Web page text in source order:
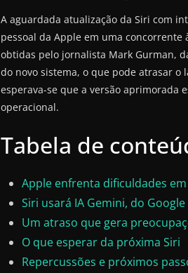
A aguardada atualização da Siri com
pessoal da Apple em uma concorrente
obtidas pelo jornalista Mark Gurman,
do novo sistema, o que pode atrasar o
esperava-se que a versão aprimorada
operacional.
Tabela de
Apple enfrenta dificuldades
Siri usará IA Gemini, do Google
Um atraso que gera
O que esperar da próxima Siri
Repercussões e próximos